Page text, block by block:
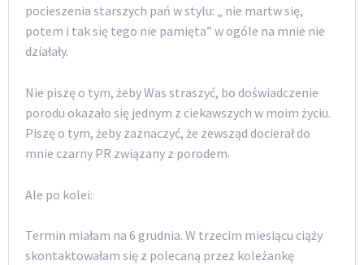
pocieszenia starszych pań w stylu: „ nie martw się,
potem i tak się tego nie pamięta” w ogóle na mnie nie
działały.
Nie piszę o tym, żeby Was straszyć, bo doświadczenie
porodu okazało się jednym z ciekawszych w moim życiu.
Piszę o tym, żeby zaznaczyć, że zewsząd docierał do
mnie czarny PR związany z porodem.
Ale po kolei:
Termin miałam na 6 grudnia. W trzecim miesiącu ciąży
skontaktowałam się z polecaną przez koleżankę